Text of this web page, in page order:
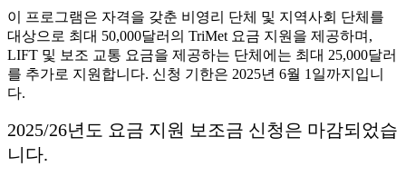
이 프로그램은 자격을 갖춘 비영리 단체 및 지역사회 단체를
대상으로 최대 50,000달러의 TriMet 요금 지원을 제공하며,
LIFT 및 보조 교통 요금을 제공하는 단체에는 최대 25,000달러
를 추가로 지원합니다. 신청 기한은 2025년 6월 1일까지입니
다.
2025/26년도 요금 지원 보조금 신청은 마감되었습
니다.